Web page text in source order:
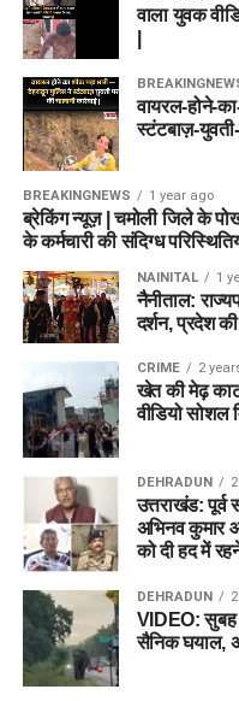
वाला युवक
वायरल-होने-
स्टंटबाज़-युवती-
BREAKINGNEWS 1 year ago
ब्रेकिंग न्यूज़ | चमोली जिले के
के कर्मचारी की संदिग्ध
NAINITAL 1
नैनीताल:
दर्शन, प्रदेश
CRIME 2
खेत की मेढ़
वीडियो सोशल
DEHRADUN
उत्तराखंड: पूर्व
अभिनव कुमार
को दी हद में
DEHRADUN
VIDEO: सुबह
सैनिक घयाल,